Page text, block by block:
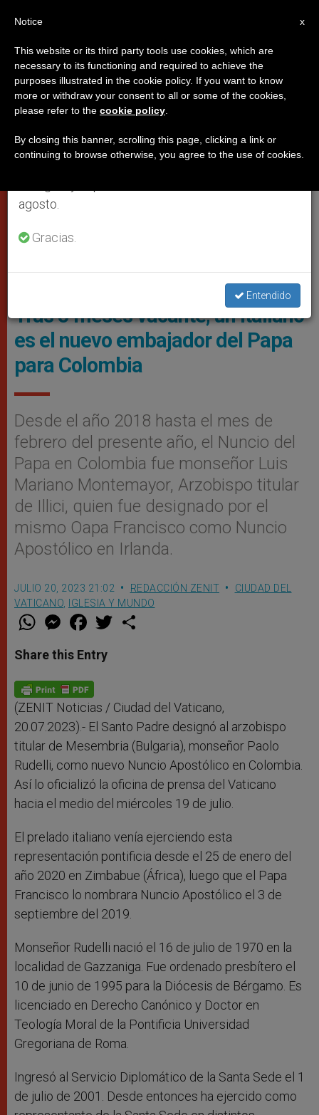
CIUDAD DEL VATICANO,IGLESIA Y MUNDO
Monseñor Paolo Rudell. Foto: L'eco Di Bergamo
Tras 5 meses vacante, un italiano
es el nuevo embajador del Papa
para Colombia
Desde el año 2018 hasta el mes de
febrero del presente año, el Nuncio del
Papa en Colombia fue monseñor Luis
Mariano Montemayor, Arzobispo titular
de Illici, quien fue designado por el
mismo Oapa Francisco como Nuncio
Apostólico en Irlanda.
JULIO 20, 2023 21:02 REDACCIÓN ZENIT
CIUDAD DEL
VATICANO, IGLESIA Y MUNDO
W
t
s
p
p
M
e
s
e
g
e
r
F
a
e
b
o
k
w
Share this Entry
(ZENIT Noticias / Ciudad del Vaticano,
20.07.2023).- El Santo Padre designó al arzobispo
titular de Mesembria (Bulgaria), monseñor Paolo
Rudelli, como nuevo Nuncio Apostólico en Colombia.
Así lo oficializó la oficina de prensa del Vaticano
hacia el medio del miércoles 19 de julio.
El prelado italiano venía ejerciendo esta
representación pontificia desde el 25 de enero del
año 2020 en Zimbabue (África), luego que el Papa
Francisco lo nombrara Nuncio Apostólico el 3 de
septiembre del 2019.
Monseñor Rudelli nació el 16 de julio de 1970 en la
localidad de Gazzaniga. Fue ordenado presbítero el
10 de junio de 1995 para la Diócesis de Bérgamo. Es
licenciado en Derecho Canónico y Doctor en
Teología Moral de la Pontificia Universidad
Gregoriana de Roma.
Ingresó al Servicio Diplomático de la Santa Sede el 1
de julio de 2001. Desde entonces ha ejercido como
×
Aviso importante
Del 27 de julio al 7 de agosto haremos la pausa
anual, aprovechando que en el periodo de verano
se generan menos informaciones y también el
agosto.
Gracias.
Entendido
x
Notice
This website or its third party tools use cookies, which are
necessary to its functioning and required to achieve the
purposes illustrated in the cookie policy. If you want to know
more or withdraw your consent to all or some of the cookies,
please refer to the cookie policy
By closing this banner, scrolling this page, clicking a link or
continuing to browse otherwise, you agree to the use of cookies.